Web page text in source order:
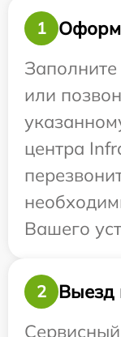
1
или
центра
Вашего
2
Выезд